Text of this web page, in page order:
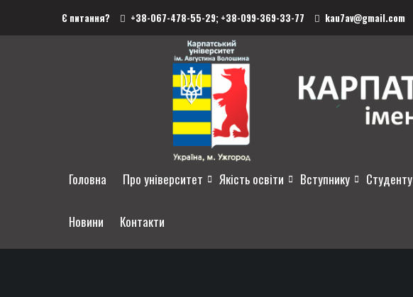
Є питання? +38-067-478-55-29; +38-099-369-33-77 kau7av@gmail.com
Головна Про університет Якість освіти Вступнику Студенту
Новини Контакти